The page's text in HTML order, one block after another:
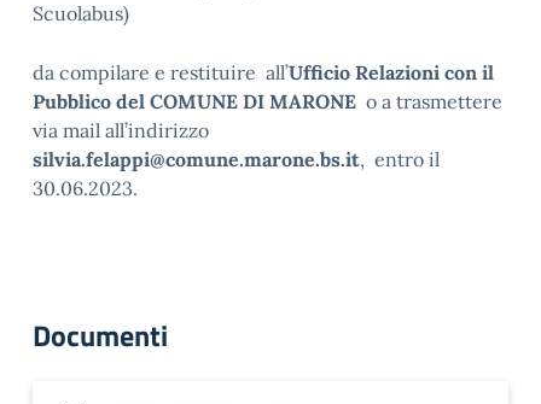
Scuolabus)
da compilare e restituire all’Ufficio Relazioni con il
Pubblico del COMUNE DI MARONE o a trasmettere
via mail all’indirizzo
silvia.felappi@comune.marone.bs.it, entro il
30.06.2023.
Documenti